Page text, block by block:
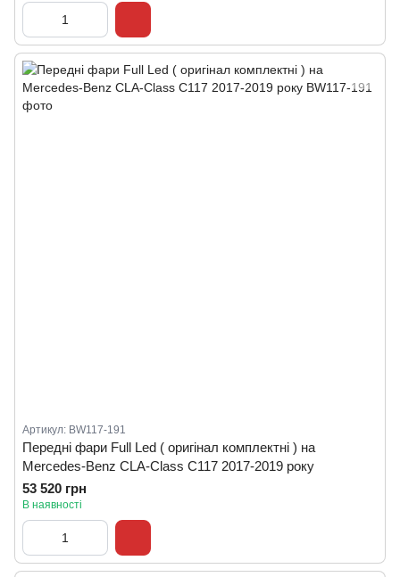
Артикул: BW117-191
Передні фари Full Led ( оригінал комплектні ) на
Mercedes-Benz CLA-Class C117 2017-2019 року
53 520 грн
В наявності